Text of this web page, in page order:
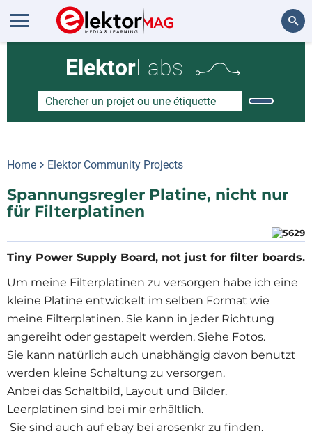
ElektorLabs
Home Elektor Community Projects
Spannungsregler Platine, nicht nur
für Filterplatinen
Tiny Power Supply Board, not just for filter boards.
Um meine Filterplatinen zu versorgen habe ich eine
kleine Platine entwickelt im selben Format wie
meine Filterplatinen. Sie kann in jeder Richtung
angereiht oder gestapelt werden. Siehe Fotos.
Sie kann natürlich auch unabhängig davon benutzt
werden kleine Schaltung zu versorgen.
Anbei das Schaltbild, Layout und Bilder.
Leerplatinen sind bei mir erhältlich.
Sie sind auch auf ebay bei arosenkr zu finden.